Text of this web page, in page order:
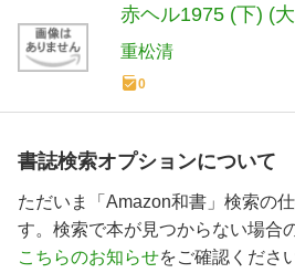
赤ヘル1975 (下) (
重松清
0
書誌検索オプションについて
ただいま「Amazon和書」検索の
す。検索で本が見つからない場合
こちらのお知らせをご確認くださ